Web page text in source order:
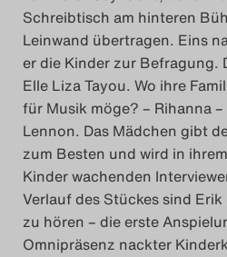
Das
Das
Schreibtisch am hinteren
Leinwand übertragen. Eins
er die Kinder zur Befragung.
Elle Liza Tayou. Wo ihre
für Musik möge? – Rihanna
Lennon. Das Mädchen gibt
zum Besten und wird in
Kinder wachenden
Verlauf des Stückes sind
zu hören – die erste
Omnipräsenz nackter